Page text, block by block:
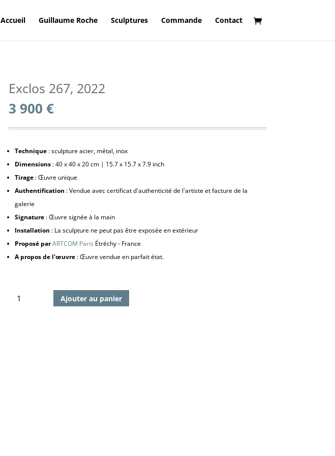
Accueil Guillaume Roche Sculptures Commande Contact
Exclos 267, 2022
3 900 €
Technique: sculpture acier, métal, inox
Dimensions: 40 x 40 x 20 cm | 15.7 x 15.7 x 7.9 inch
Tirage: Œuvre unique
Authentification : Vendue avec certificat d'authenticité de l'artiste et facture de la
galerie
Signature: Œuvre signée à la main
Installation : La sculpture ne peut pas être exposée en extérieur
Proposé par ARTCOM Paris Étréchy - France
A propos de l'œuvre: Œuvre vendue en parfait état.
quantité
Ajouter au panier